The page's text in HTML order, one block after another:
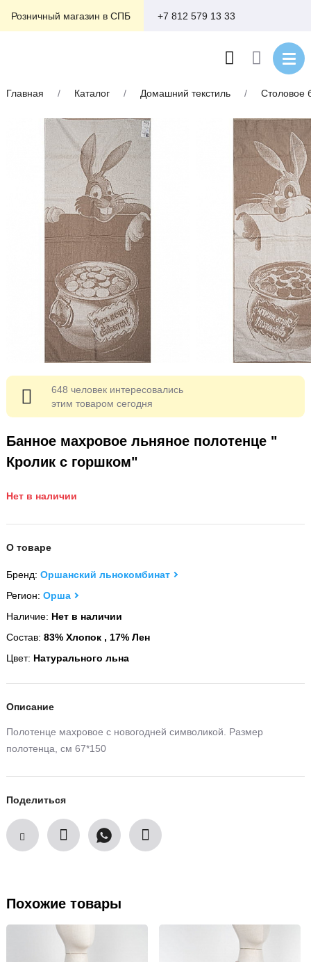
Розничный магазин в СПБ +7 812 579 13 33
Главная / Каталог / Домашний текстиль / Столовое
Банное махровое льняное полотенце "
Кролик с горшком"
Нет в наличии
О товаре
Бренд: Оршанский льнокомбинат
Регион: Орша
Наличие: Нет в наличии
Состав: 83% Хлопок , 17% Лен
Цвет: Натурального льна
Описание
Полотенце махровое с новогодней символикой. Размер
полотенца, см 67*150
Поделиться
648 человек интересовались
этим товаром сегодня
Похожие товары